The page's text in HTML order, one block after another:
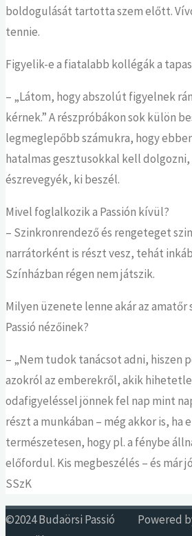
boldogulását tartotta szem előtt.
tennie.
Figyelik-e a fiatalabb kollégák a
– „Látom, hogy abszolút figyelnek
kérnek.” A részpróbákon sok külön
legmeglepőbb számukra, hogy
hatalmas gesztusokkal kell dolgozni,
észrevegyék, ki beszél.
Mivel foglalkozik a Passión kívül?
– Szinkronrendező és rengeteget
narrátorként is részt vesz, tehát
Színházban régen nem játszik.
Milyen üzenete lenne akár az amatőr
Passió nézőinek?
– „Nem tudok tanácsot adni, hiszen
azokról az emberekről, akik
odafigyeléssel jönnek fel nap mint
részt a munkában – még akkor is, ha
természetesen, hogy pl. a fénybe
előfordul. Kis megbeszélés – és már
SSzK
Powered
©2024 Budaörsi Passió